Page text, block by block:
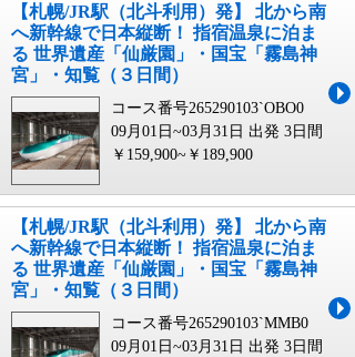
【札幌/JR駅（北斗利用）発】 北から南
へ新幹線で日本縦断！ 指宿温泉に泊ま
る 世界遺産「仙厳園」・国宝「霧島神
宮」・知覧（３日間）
コース番号265290103`OBO0
09月01日~03月31日 出発 3日間
￥159,900~￥189,900
【札幌/JR駅（北斗利用）発】 北から南
へ新幹線で日本縦断！ 指宿温泉に泊ま
る 世界遺産「仙厳園」・国宝「霧島神
宮」・知覧（３日間）
コース番号265290103`MMB0
09月01日~03月31日 出発 3日間